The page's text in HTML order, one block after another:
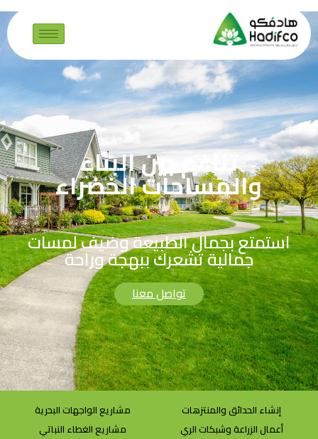
تناغم بين البناء
والمساحات الخضراء
استمتع بجمال الطبيعة وضيف لمسات
جمالية تشعرك ببهجة وراحة
تواصل معنا
إنشاء الحدائق والمنتزهات
مشاريع الواجهات البحرية
أعمال الزراعة وشبكات الري
مشاريع الغطاء النباتي